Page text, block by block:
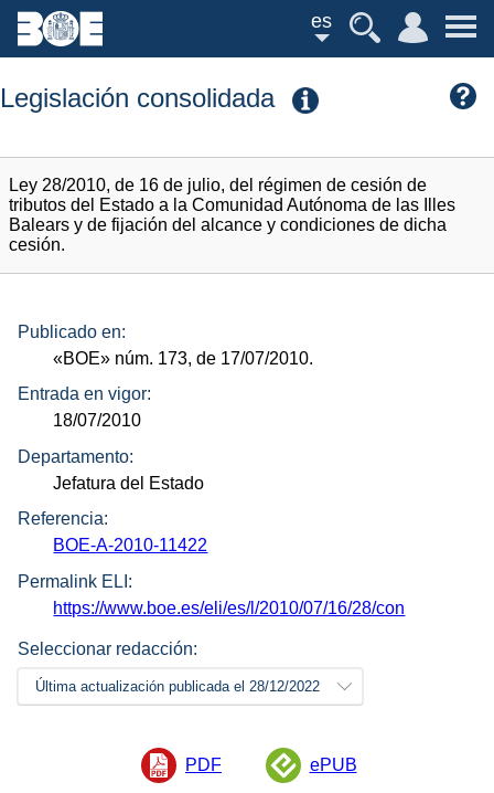
es
Legislación consolidada
Ley 28/2010, de 16 de julio, del régimen de cesión de
tributos del Estado a la Comunidad Autónoma de las Illes
Balears y de fijación del alcance y condiciones de dicha
cesión.
Publicado en:
«BOE» núm. 173, de 17/07/2010.
Entrada en vigor:
18/07/2010
Departamento:
Jefatura del Estado
Referencia:
BOE-A-2010-11422
Permalink ELI:
https://www.boe.es/eli/es/l/2010/07/16/28/con
Seleccionar redacción:
Última actualización publicada el 28/12/2022
PDF ePUB